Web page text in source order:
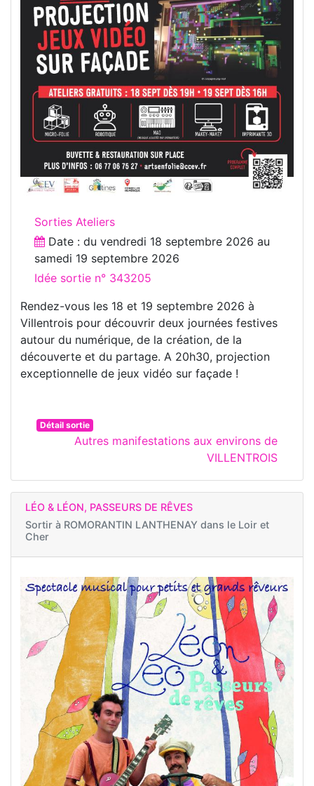
Sorties Ateliers
Date : du vendredi 18 septembre 2026 au
samedi 19 septembre 2026
Idée sortie n° 343205
Rendez-vous les 18 et 19 septembre 2026 à
Villentrois pour découvrir deux journées festives
autour du numérique, de la création, de la
découverte et du partage. A 20h30, projection
exceptionnelle de jeux vidéo sur façade !
Détail sortie
Autres manifestations aux environs de
VILLENTROIS
LÉO & LÉON, PASSEURS DE RÊVES
Sortir à ROMORANTIN LANTHENAY dans le Loir et
Cher